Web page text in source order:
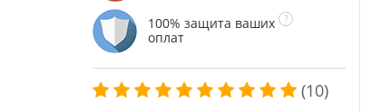
100% защита ваших
оплат
(10)